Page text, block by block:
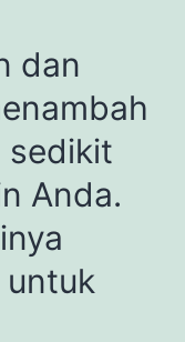
dan
sedikit
Anda.
untuk